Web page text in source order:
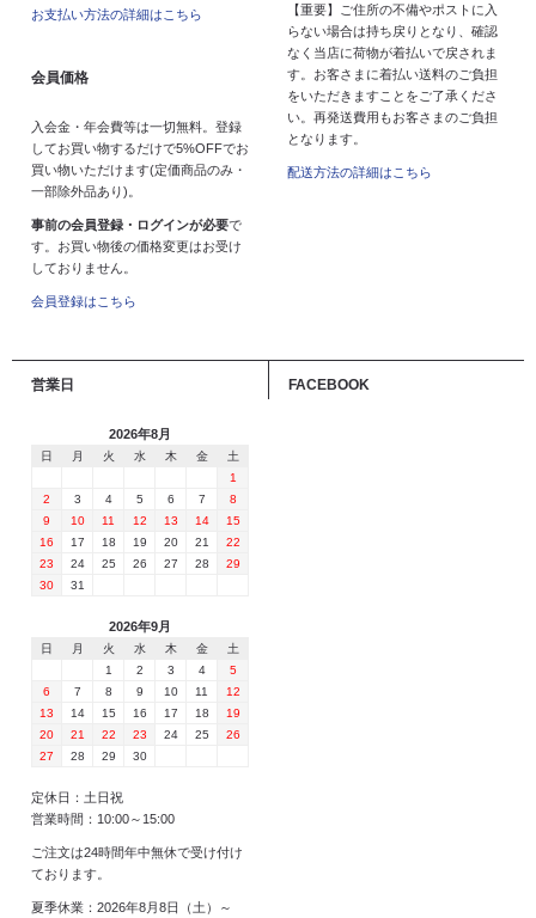
お支払い方法の詳細はこちら
会員価格
入会金・年会費等は一切無料。登録
してお買い物するだけで5%OFFでお
買い物いただけます(定価商品のみ・
一部除外品あり)。
事前の会員登録・ログインが必要で
す。お買い物後の価格変更はお受け
しておりません。
会員登録はこちら
【重要】ご住所の不備やポストに入
らない場合は持ち戻りとなり、確認
なく当店に荷物が着払いで戻されま
す。お客さまに着払い送料のご負担
をいただきますことをご了承くださ
い。再発送費用もお客さまのご負担
となります。
配送方法の詳細はこちら
営業日
2026年8月
日 月 火 水 木 金
土
1
2
3 4 5 6 7
8
9
10 11 12 13 14
15
16
17 18 19 20 21
22
23
24 25 26 27 28
29
30
31
2026年9月
日 月 火 水 木 金
土
1
2 3 4
5
6
7 8 9 10 11
12
13
14 15 16 17 18
19
20
21 22 23 24 25
26
27
28 29 30
定休日：土日祝
営業時間：10:00～15:00
ご注文は24時間年中無休で受け付け
ております。
夏季休業：2026年8月8日（土）～
FACEBOOK